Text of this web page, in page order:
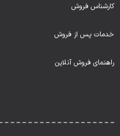
کارشناس فروش
خدمات پس از فروش
راهنمای فروش آنلاین